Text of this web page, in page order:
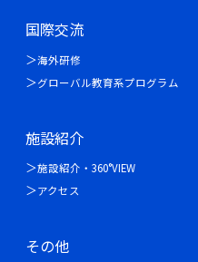
国際交流
海外研修
グローバル教育系プログラム
施設紹介
施設紹介・360°VIEW
アクセス
その他